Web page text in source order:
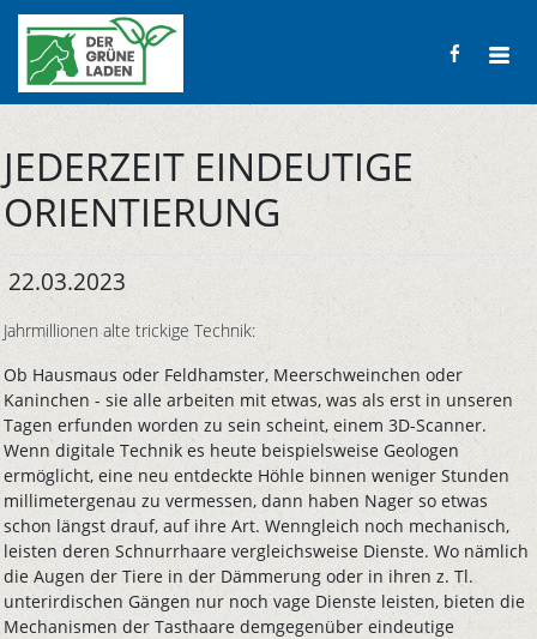
JEDERZEIT EINDEUTIGE
ORIENTIERUNG
22.03.2023
Jahrmillionen alte trickige Technik:
Ob Hausmaus oder Feldhamster, Meerschweinchen oder
Kaninchen - sie alle arbeiten mit etwas, was als erst in unseren
Tagen erfunden worden zu sein scheint, einem 3D-Scanner.
Wenn digitale Technik es heute beispielsweise Geologen
ermöglicht, eine neu entdeckte Höhle binnen weniger Stunden
millimetergenau zu vermessen, dann haben Nager so etwas
schon längst drauf, auf ihre Art. Wenngleich noch mechanisch,
leisten deren Schnurrhaare vergleichsweise Dienste. Wo nämlich
die Augen der Tiere in der Dämmerung oder in ihren z. Tl.
unterirdischen Gängen nur noch vage Dienste leisten, bieten die
Mechanismen der Tasthaare demgegenüber eindeutige